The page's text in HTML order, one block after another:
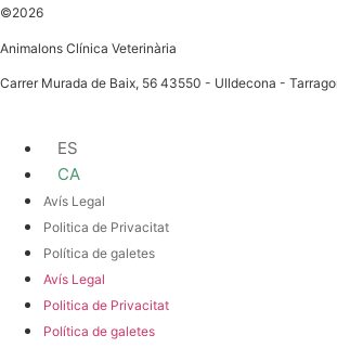
©2026
Animalons Clínica Veterinària
Carrer Murada de Baix, 56 43550 - Ulldecona -
ES
CA
Avís Legal
Politica de Privacitat
Política de galetes
Avís Legal
Politica de Privacitat
Política de galetes